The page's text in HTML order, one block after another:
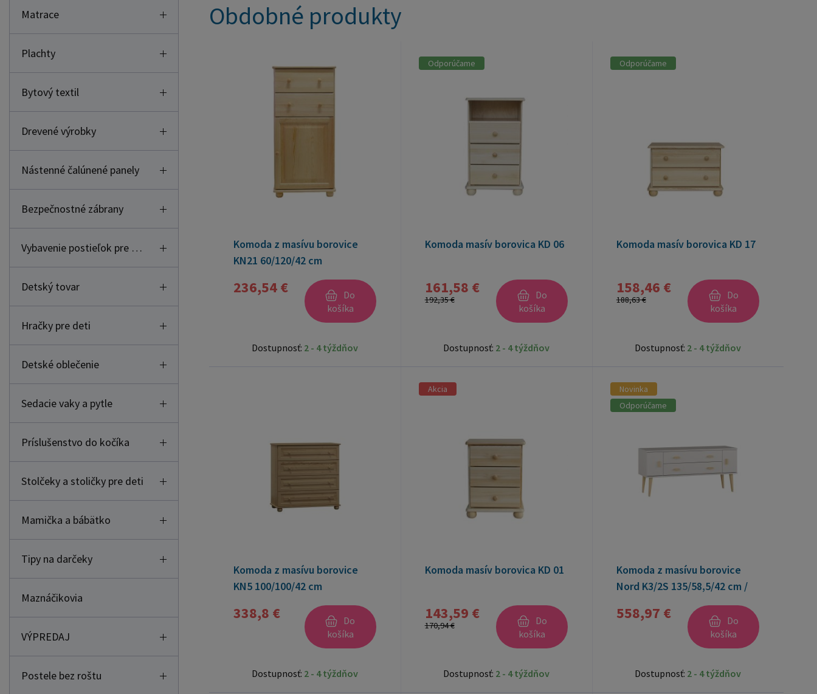
Matrace
Plachty
Bytový textil
Drevené výrobky
Nástenné čalúnené panely
Bezpečnostné zábrany
Vybavenie postieľok pre deti
Detský tovar
Hračky pre deti
Detské oblečenie
Sedacie vaky a pytle
Príslušenstvo do kočíka
Stolčeky a stoličky pre deti
Mamička a bábätko
Tipy na darčeky
Maznáčikovia
VÝPREDAJ
Postele bez roštu
Obdobné produkty
Komoda z masívu borovice
KN21 60/120/42 cm
236,54 €
Do
košíka
Dostupnosť: 2 - 4 týždňov
Odporúčame
Komoda masív borovica KD 06
161,58 €
192,35 €
Do
košíka
Dostupnosť: 2 - 4 týždňov
Odporúčame
Komoda masív borovica KD 17
158,46 €
188,63 €
Do
košíka
Dostupnosť: 2 - 4 týždňov
Komoda z masívu borovice
KN5 100/100/42 cm
338,8 €
Do
košíka
Dostupnosť: 2 - 4 týždňov
Akcia
Komoda masív borovica KD 01
143,59 €
170,94 €
Do
košíka
Dostupnosť: 2 - 4 týždňov
Novinka
Odporúčame
Komoda z masívu borovice
Nord K3/2S 135/58,5/42 cm /
558,97 €
Do
košíka
Dostupnosť: 2 - 4 týždňov